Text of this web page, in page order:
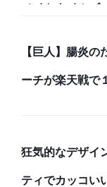
メイトタイムズ
【巨人】腸炎
ーチが楽天戦で
狂気的なデザイ
ティでカッコい